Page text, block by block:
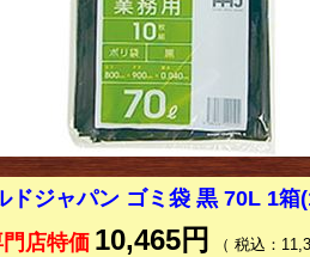
ドジャパン ゴミ袋 黒 70L 1箱
店特価 10,465円 （ 税込：